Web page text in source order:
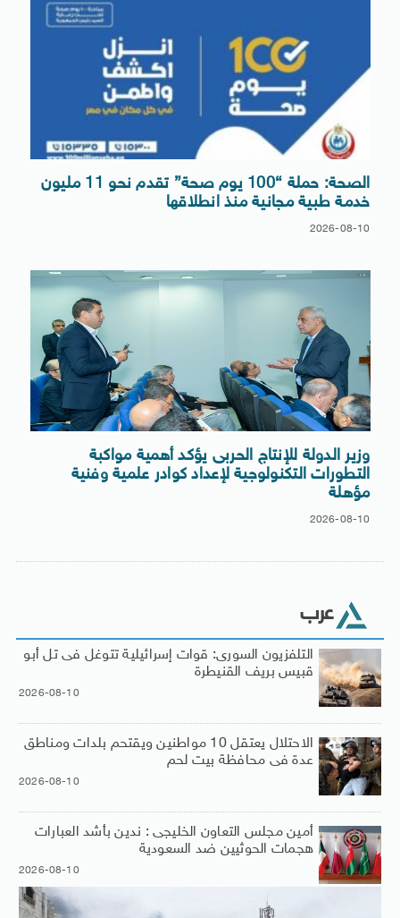
الصحة: حملة “100 يوم صحة” تقدم نحو 11 مليون
خدمة طبية مجانية منذ انطلاقها
2026-08-10
وزير الدولة للإنتاج الحربى يؤكد أهمية مواكبة
التطورات التكنولوجية لإعداد كوادر علمية وفنية
مؤهلة
2026-08-10
عرب
التلفزيون السورى: قوات إسرائيلية تتوغل فى تل أبو
قبيس بريف القنيطرة
2026-08-10
الاحتلال يعتقل 10 مواطنين ويقتحم بلدات ومناطق
عدة فى محافظة بيت لحم
2026-08-10
أمين مجلس التعاون الخليجى : ندين بأشد العبارات
هجمات الحوثيين ضد السعودية
2026-08-10